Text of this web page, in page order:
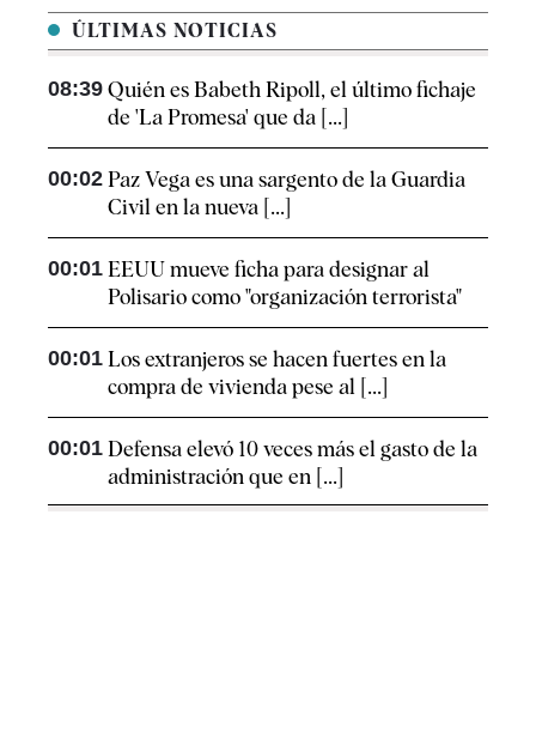
ÚLTIMAS NOTICIAS
08:39 Quién es Babeth Ripoll, el último fichaje
de 'La Promesa' que da [...]
00:02 Paz Vega es una sargento de la Guardia
Civil en la nueva [...]
00:01 EEUU mueve ficha para designar al
Polisario como "organización terrorista"
00:01 Los extranjeros se hacen fuertes en la
compra de vivienda pese al [...]
00:01 Defensa elevó 10 veces más el gasto de la
administración que en [...]